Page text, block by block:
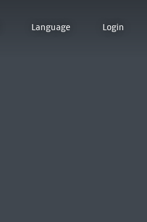
Language Login